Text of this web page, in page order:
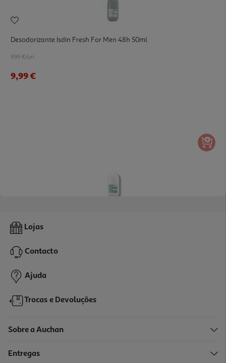
Desodorizante Isdin Fresh For Men 48h 50ml
9.99 €/un
9,99 €
Desodorizante Isdin Isdin Deo Extrem 72h 50ml
12,99 €
Lojas
Contacto
Ajuda
Trocas e Devoluções
Sobre a Auchan
Entregas